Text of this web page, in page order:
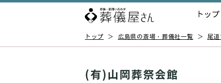
トップ
トップ ＞ 広島県の斎場・葬儀社一覧 ＞ 尾
(有)山岡葬祭会館